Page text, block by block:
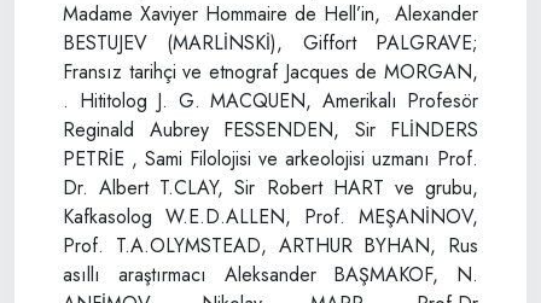
Madame Xaviyer Hommaire de Hell’in, Alexander
BESTUJEV (MARLİNSKİ), Giffort PALGRAVE;
Fransız tarihçi ve etnograf Jacques de MORGAN,
. Hititolog J. G. MACQUEN, Amerikalı Profesör
Reginald Aubrey FESSENDEN, Sir FLİNDERS
PETRİE , Sami Filolojisi ve arkeolojisi uzmanı Prof.
Dr. Albert T.CLAY, Sir Robert HART ve grubu,
Kafkasolog W.E.D.ALLEN, Prof. MEŞANİNOV,
Prof. T.A.OLYMSTEAD, ARTHUR BYHAN, Rus
asıllı araştırmacı Aleksander BAŞMAKOF, N.